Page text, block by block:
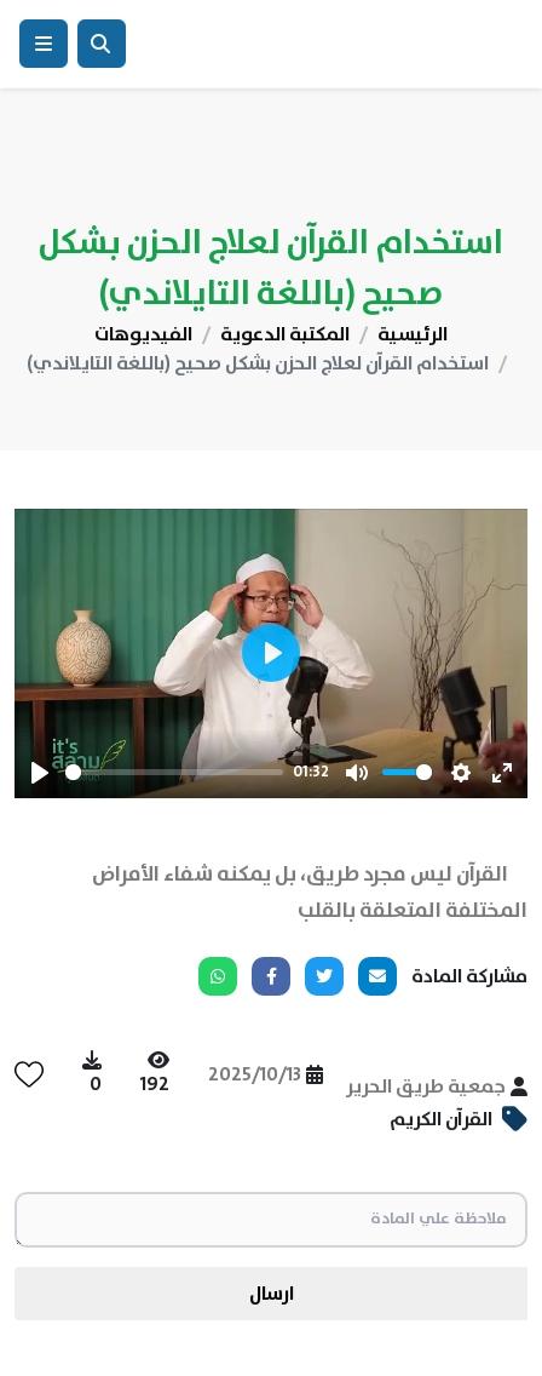
استخدام القرآن لعلاج الحزن بشكل
صحيح (باللغة التايلاندي)
الرئيسية المكتبة الدعوية
الفيديوهات
استخدام القرآن لعلاج الحزن بشكل صحيح (باللغة التايلاندي)
Play
01:32
Mute Settings
Play
القرآن ليس مجرد طريق، بل يمكنه شفاء الأمراض
المختلفة المتعلقة بالقلب
مشاركة المادة
جمعية طريق الحرير 2025/10/13
192
0
القرآن الكريم
ارسال